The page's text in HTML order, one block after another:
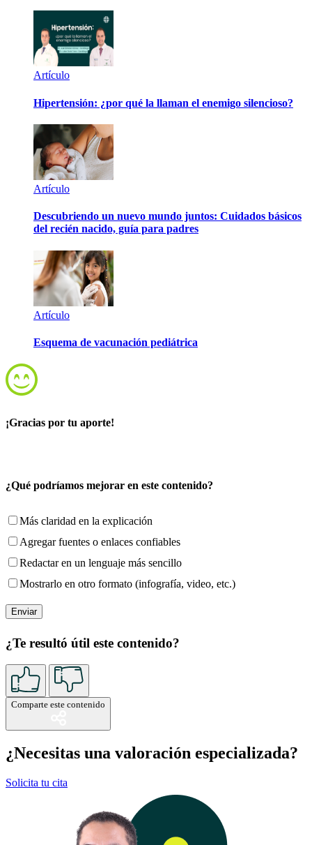
Artículo
Hipertensión: ¿por qué la llaman el enemigo silencioso?
Artículo
Descubriendo un nuevo mundo juntos: Cuidados básicos
del recién nacido, guía para padres
Artículo
Esquema de vacunación pediátrica
¡Gracias por tu aporte!
¿Qué podríamos mejorar en este contenido?
Más claridad en la explicación
Agregar fuentes o enlaces confiables
Redactar en un lenguaje más sencillo
Mostrarlo en otro formato (infografía, video, etc.)
¿Te resultó útil este contenido?
Comparte este contenido
¿Necesitas una valoración especializada?
Solicita tu cita